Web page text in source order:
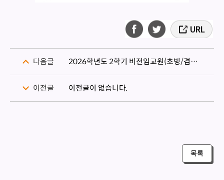
다음글 2026학년도 2학기 비전임교원(초빙/겸임) 채용 결과 조회
이전글 이전글이 없습니다.
목록